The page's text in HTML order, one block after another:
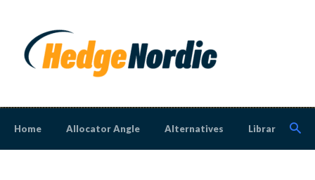
Home Allocator Angle Alternatives Library